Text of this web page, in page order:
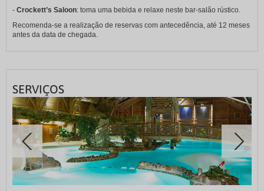
- Crockett’s Saloon: toma uma bebida e relaxe neste bar-salão rústico.
Recomenda-se a realização de reservas com antecedência, até 12 meses
antes da data de chegada.
SERVIÇOS